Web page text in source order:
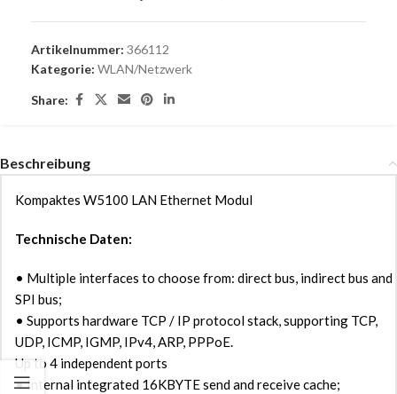
Artikelnummer: 366112
Kategorie: WLAN/Netzwerk
Share:
Beschreibung
Kompaktes W5100 LAN Ethernet Modul
Technische Daten:
• Multiple interfaces to choose from: direct bus, indirect bus and
SPI bus;
• Supports hardware TCP / IP protocol stack, supporting TCP,
UDP, ICMP, IGMP, IPv4, ARP, PPPoE.
Up to 4 independent ports
• Internal integrated 16KBYTE send and receive cache;